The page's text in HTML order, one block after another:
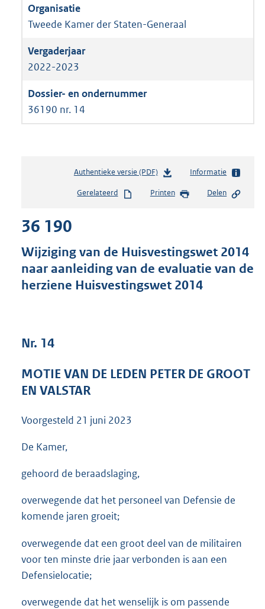
Tweede Kamer der Staten-Generaal
2022-2023
36190 nr. 14
Authentieke versie (PDF)b
s
s
g
r
3
Informatie
Gerelateerd Printen Delen
36 190
Wijziging van de Huisvestingswet 2014
naar aanleiding van de evaluatie van de
herziene Huisvestingswet 2014
Nr. 14
MOTIE VAN DE LEDEN PETER DE GROOT
EN VALSTAR
Voorgesteld 21 juni 2023
De Kamer,
gehoord de beraadslaging,
overwegende dat het personeel van Defensie de
komende jaren groeit;
overwegende dat een groot deel van de militairen
voor ten minste drie jaar verbonden is aan een
Defensielocatie;
overwegende dat het wenselijk is om passende